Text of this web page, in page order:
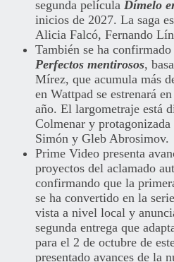
segunda película Dímelo
inicios de 2027. La saga
Alicia Falcó, Fernando
También se ha
Perfectos mentirosos,
Mírez, que acumula más
en Wattpad se estrenará
año. El largometraje está
Colmenar y
Simón y Gleb Abrosimov.
Prime Video presenta
proyectos del aclamado
confirmando que la
se ha convertido en la
vista a nivel local y
segunda entrega que
para el 2 de octubre de
presentado avances de la